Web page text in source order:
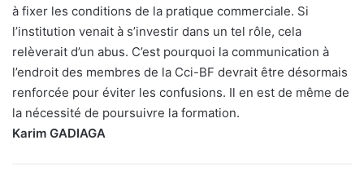
à fixer les conditions de la pratique commerciale. Si
l’institution venait à s’investir dans un tel rôle, cela
relèverait d’un abus. C’est pourquoi la communication à
l’endroit des membres de la Cci-BF devrait être désormais
renforcée pour éviter les confusions. Il en est de même de
la nécessité de poursuivre la formation.
Karim GADIAGA